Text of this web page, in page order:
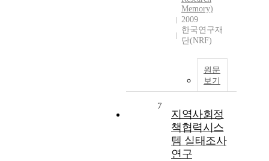
Memory)
2009
한국연구재
단(NRF)
원문
보기
7
지역사회정
책협력시스
템 실태조사
연구